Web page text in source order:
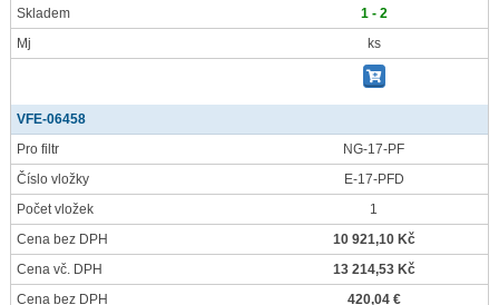
Skladem
1 - 2
Mj
ks
VFE-06458
Pro filtr
NG-17-PF
Číslo vložky
E-17-PFD
Počet vložek
1
Cena bez DPH
10 921,10 Kč
Cena vč. DPH
13 214,53 Kč
Cena bez DPH
420,04 €